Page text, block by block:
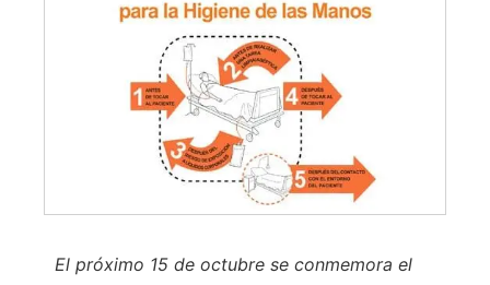
El próximo 15 de octubre se conmemora el